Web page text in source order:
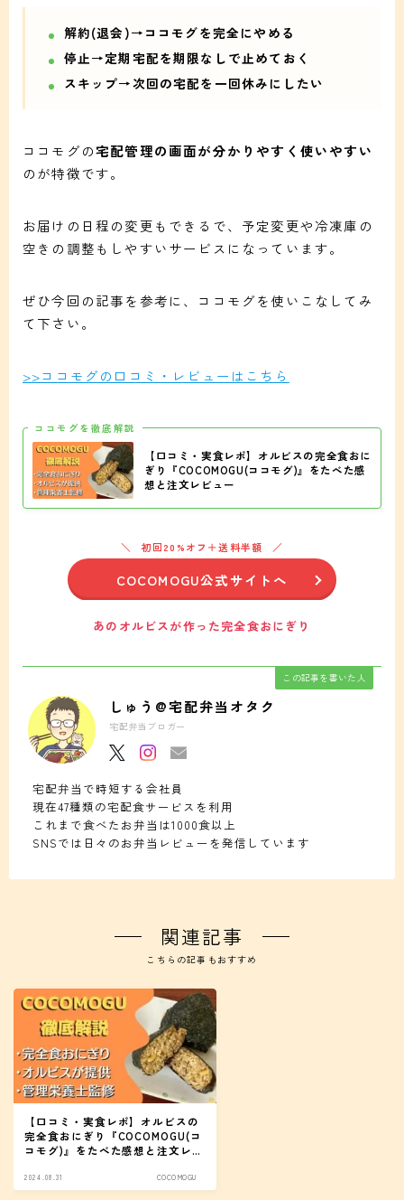
Follow Me
解約(退会)→ココモグを完全にやめる
停止→定期宅配を期限なしで止めておく
スキップ→次回の宅配を一回休みにしたい
ココモグの宅配管理の画面が分かりやすく使いやすい
のが特徴です。
お届けの日程の変更もできるで、予定変更や冷凍庫の
空きの調整もしやすいサービスになっています。
ぜひ今回の記事を参考に、ココモグを使いこなしてみ
て下さい。
>>ココモグの口コミ・レビューはこちら
ココモグを徹底解説
【口コミ・実食レポ】オルビスの完全食おに
ぎり『COCOMOGU(ココモグ)』をたべた感
想と注文レビュー
初回20%オフ＋送料半額
COCOMOGU公式サイトへ
あのオルビスが作った完全食おにぎり
この記事を書いた人
しゅう@宅配弁当オタク
宅配弁当ブロガー
宅配弁当で時短する会社員
現在47種類の宅配食サービスを利用
これまで食べたお弁当は1000食以上
SNSでは日々のお弁当レビューを発信しています
関連記事
こちらの記事もおすすめ
【口コミ・実食レポ】オルビスの
完全食おにぎり『COCOMOGU(コ
コモグ)』をたべた感想と注文レビ
2024.08.31 COCOMOGU